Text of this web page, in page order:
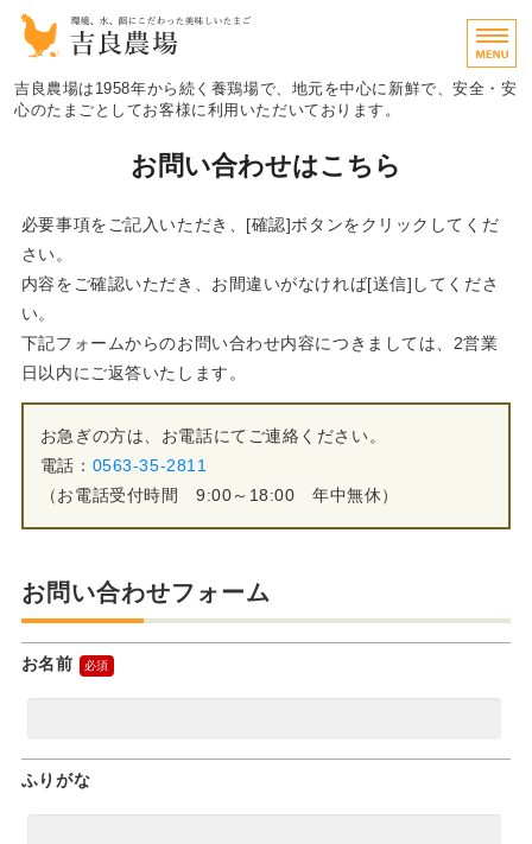
吉良農場は1958年から続く養鶏場で、地元を中心に新鮮で、安全・安
心のたまごとしてお客様に利用いただいております。
ご購入について
たまごへのこだわり
商品紹介
お問い合わせ
お問い合わせはこちら
必要事項をご記入いただき、[確認]ボタンをクリックしてくだ
さい。
内容をご確認いただき、お間違いがなければ[送信]してくださ
い。
下記フォームからのお問い合わせ内容につきましては、2営業
日以内にご返答いたします。
お急ぎの方は、お電話にてご連絡ください。
電話： 0563-35-2811
（お電話受付時間 9:00～18:00 年中無休）
お問い合わせフォーム
お名前
ふりがな